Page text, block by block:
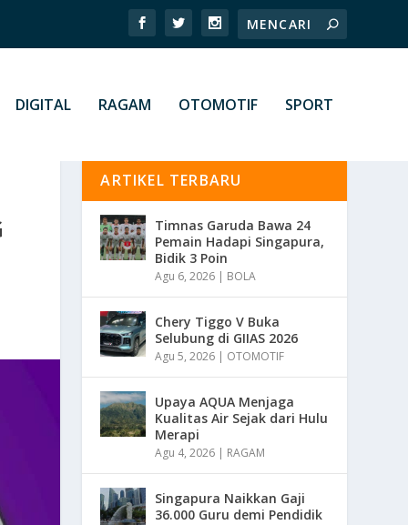
DIGITAL RAGAM OTOMOTIF SPORT
ARTIKEL TERBARU
Timnas Garuda Bawa 24
Pemain Hadapi Singapura,
Bidik 3 Poin
Agu 6, 2026 | BOLA
Chery Tiggo V Buka
Selubung di GIIAS 2026
Agu 5, 2026 | OTOMOTIF
Upaya AQUA Menjaga
Kualitas Air Sejak dari Hulu
Merapi
Agu 4, 2026 | RAGAM
Singapura Naikkan Gaji
36.000 Guru demi Pendidik